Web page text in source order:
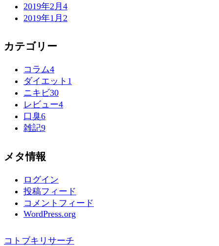
2019年2月 4
2019年1月 2
カテゴリー
コラム4
ダイエット 1
ニキビ30
レビュー4
口臭6
雑記9
メタ情報
ログイン
投稿フィード
コメントフィード
WordPress.org
コトブキリサーチ